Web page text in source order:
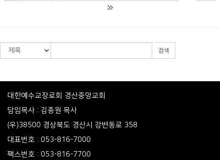
검색
대한예수교장로회 경산중앙교회
담임목사 : 김종원 목사
(우)38500 경상북도 경산시 강변동로 358
대표번호 : 053-816-7000
팩스번호 : 053-816-7700